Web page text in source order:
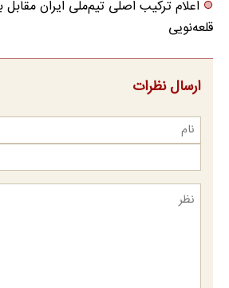
اعلام ترکیب اصلی تیم‌ملی ایران
قلعه‌نویی
ارسال نظرات